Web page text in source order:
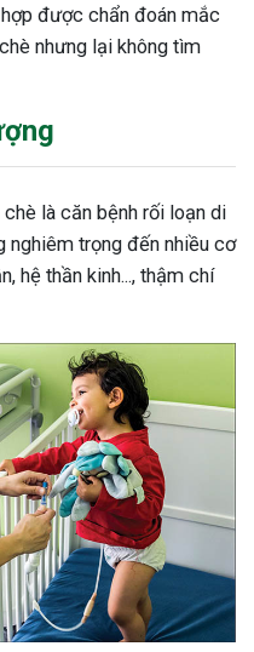
được chẩn đoán mắc
nhưng lại không tìm
là căn bệnh rối loạn di
nghiêm trọng đến nhiều cơ
hệ thần kinh..., thậm chí